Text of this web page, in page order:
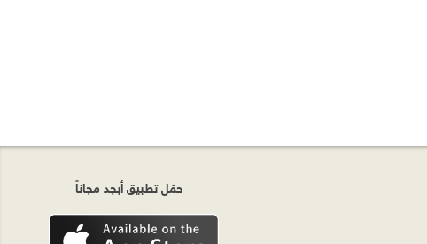
حمّل تطبيق أبجد مجاناً